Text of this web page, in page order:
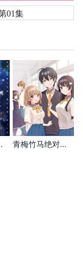
01集
女的梦 青梅竹马绝对不会输的恋爱喜剧